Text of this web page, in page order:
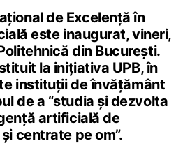
de Excelență în
este inaugurat, vineri,
din București.
la inițiativa UPB, în
instituții de învățământ
de a “studia și dezvolta
artificială de
centrate pe om”.